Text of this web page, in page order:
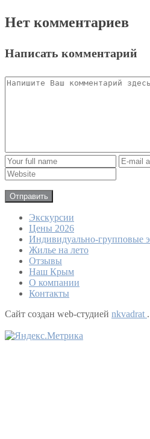
Нет комментариев
Написать комментарий
Экскурсии
Цены 2026
Индивидуально-групповые
Жилье на лето
Отзывы
Наш Крым
О компании
Контакты
Сайт создан web-студией nkvadrat